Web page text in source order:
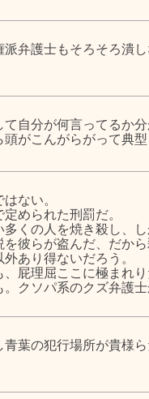
派弁護士もそろそろ潰し
て自分が何言ってるか
頭がこんがらがって典型
ない。
められた刑罰だ。
多くの人を焼き殺し、
を彼らが盗んだ、だか
あり得ないだろう。
、屁理屈ここに極まれ
。クソパ系のクズ弁護士
青葉の犯行場所が貴様